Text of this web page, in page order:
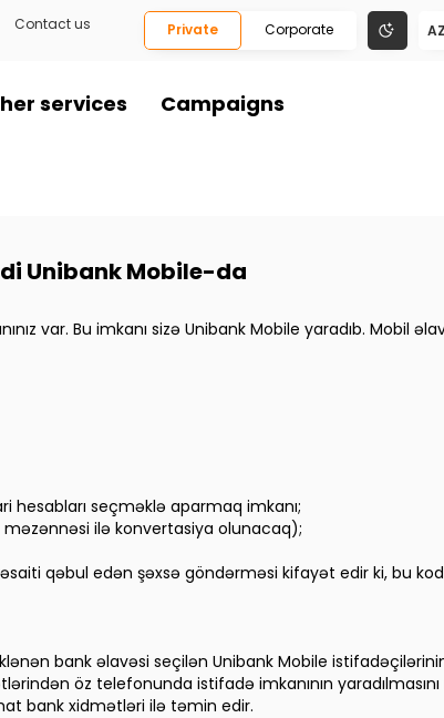
Contact us
Private Corporate
services Campaigns
Unibank Mobile-da
var. Bu imkanı sizə Unibank Mobile yaradıb. Mobil
hesabları seçməklə aparmaq imkanı;
ilə konvertasiya olunacaq);
qəbul edən şəxsə göndərməsi kifayət edir ki, bu
bank əlavəsi seçilən Unibank Mobile
öz telefonunda istifadə imkanının
bank xidmətləri ilə təmin edir.